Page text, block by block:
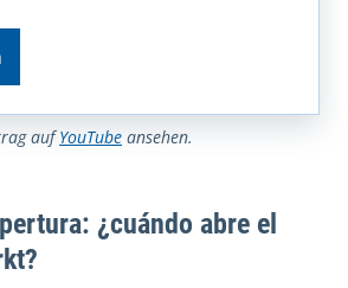
aufYouTube ansehen.
¿cuándo abre el